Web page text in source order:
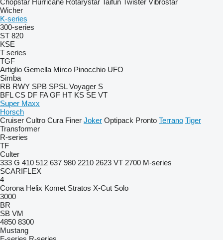
Chopstar Hurricane Rotarystar Taifun Twister Vibrostar
Wicher
K-series
300-series
ST 820
KSE
T series
TGF
Artiglio Gemella Mirco Pinocchio UFO
Simba
RB RWY SPB SPSL Voyager S
BFL CS DF FA GF HT KS SE VT
Super Maxx
Horsch
Cruiser Cultro Cura Finer Joker Optipack Pronto Terrano Tiger
Transformer
R-series
TF
Culter
333 G 410 512 637 980 2210 2623 VT 2700 M-series
SCARIFLEX
4
Corona Helix Komet Stratos X-Cut Solo
3000
BR
SB VM
4850 8300
Mustang